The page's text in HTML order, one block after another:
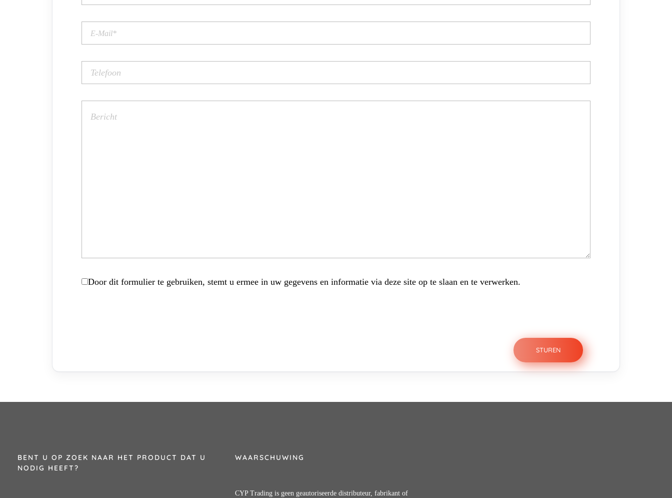
Door dit formulier te gebruiken, stemt u ermee in uw gegevens en informatie via deze site op te slaan en te verwerken.
BENT U OP ZOEK NAAR HET PRODUCT DAT U
NODIG HEEFT?
WAARSCHUWING
CYP Trading is geen geautoriseerde distributeur, fabrikant of